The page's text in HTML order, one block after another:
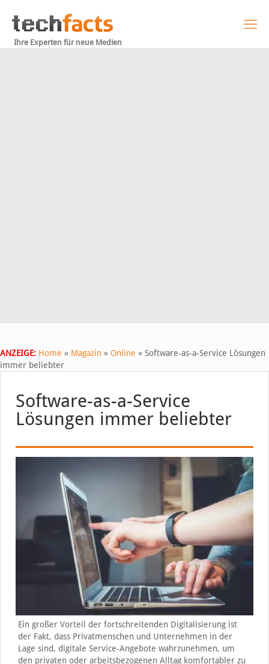
Ihre Experten für neue Medien
ANZEIGE: Home » Magazin » Online » Software-as-a-Service Lösungen
immer beliebter
Software-as-a-Service
Lösungen immer beliebter
Ein großer Vorteil der fortschreitenden Digitalisierung ist
der Fakt, dass Privatmenschen und Unternehmen in der
Lage sind, digitale Service-Angebote wahrzunehmen, um
den privaten oder arbeitsbezogenen Alltag komfortabler zu